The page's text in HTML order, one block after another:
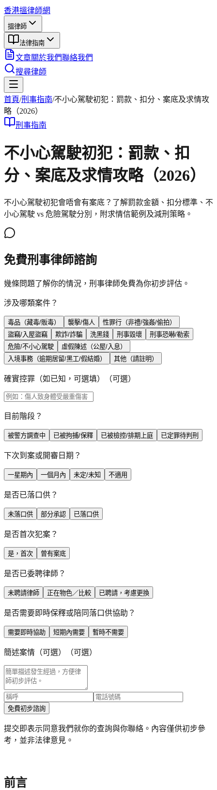
香港搵律師網
搵律師
法律指南
文章關於我們聯絡我們
搜尋律師
首頁/刑事指南/不小心駕駛初犯：罰款、扣分、案底及求情攻
略（2026）
刑事指南
不小心駕駛初犯：罰款、扣
分、案底及求情攻略（2026）
不小心駕駛初犯會唔會有案底？了解罰款金額、扣分標準、不
小心駕駛 vs 危險駕駛分別，附求情信範例及減刑策略。
免費刑事律師諮詢
幾條問題了解你的情況，刑事律師免費為你初步評估。
涉及哪類案件？
毒品（藏毒/販毒） 襲擊/傷人
性罪行（非禮/強姦/偷拍）
盜竊/入屋盜竊
欺詐/詐騙 洗黑錢 刑事毀壞
刑事恐嚇/勒索
危險/不小心駕駛
虛假陳述（公屋/入息）
入境事務（逾期居留/黑工/假結婚）
其他（請註明）
確實控罪（如已知，可選填） （可選）
目前階段？
被警方調查中 已被拘捕/保釋 已被檢控/排期上庭 已定罪待判刑
下次到案或開審日期？
一星期內 一個月內 未定/未知 不適用
是否已落口供？
未落口供 部分承認 已落口供
是否首次犯案？
是，首次 曾有案底
是否已委聘律師？
未聘請律師 正在物色／比較 已聘請，考慮更換
是否需要即時保釋或陪同落口供協助？
需要即時協助 短期內需要 暫時不需要
簡述案情（可選） （可選）
免費初步諮詢
提交即表示同意我們就你的查詢與你聯絡。內容僅供初步參
考，並非法律意見。
前言